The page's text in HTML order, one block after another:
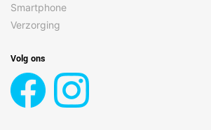
Smartphone
Verzorging
Volg ons